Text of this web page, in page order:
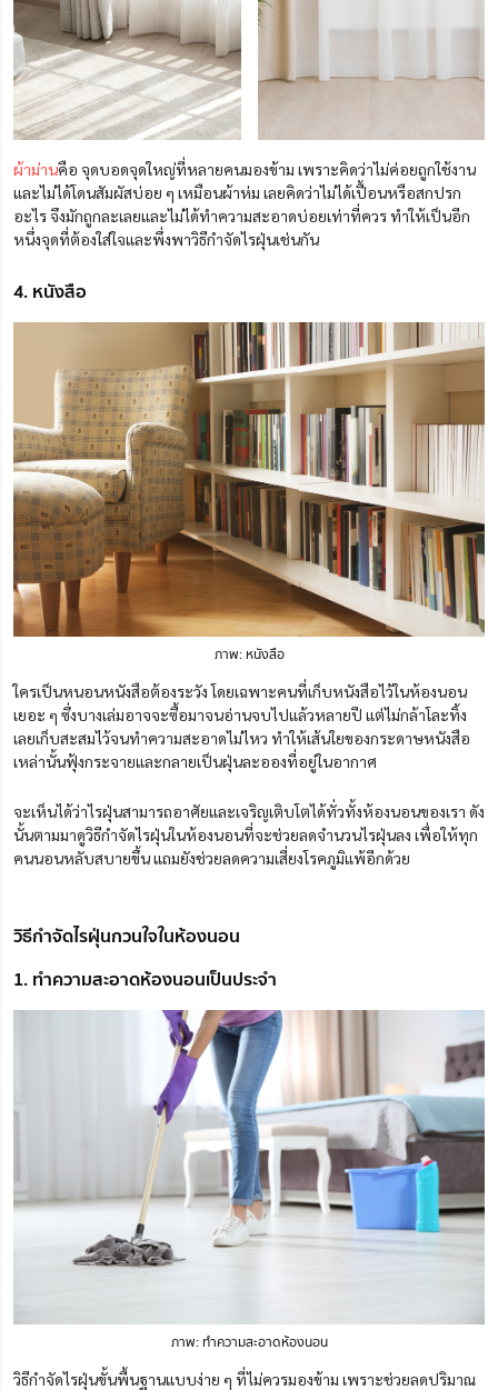
ผ้าม่านคือ จุดบอดจุดใหญ่ที่หลายคนมองข้าม เพราะคิดว่าไม่ค่อยถูกใช้งาน
และไม่ได้โดนสัมผัสบ่อย ๆ เหมือนผ้าห่ม เลยคิดว่าไม่ได้เปื้อนหรือสกปรก
อะไร จึงมักถูกละเลยและไม่ได้ทำความสะอาดบ่อยเท่าที่ควร ทำให้เป็นอีก
หนึ่งจุดที่ต้องใส่ใจและพึ่งพาวิธีกำจัดไรฝุ่นเช่นกัน
4. หนังสือ
ภาพ: หนังสือ
ใครเป็นหนอนหนังสือต้องระวัง โดยเฉพาะคนที่เก็บหนังสือไว้ในห้องนอน
เยอะ ๆ ซึ่งบางเล่มอาจจะซื้อมาจนอ่านจบไปแล้วหลายปี แต่ไม่กล้าโละทิ้ง
เลยเก็บสะสมไว้จนทำความสะอาดไม่ไหว ทำให้เส้นใยของกระดาษหนังสือ
เหล่านั้นฟุ้งกระจายและกลายเป็นฝุ่นละอองที่อยู่ในอากาศ
จะเห็นได้ว่าไรฝุ่นสามารถอาศัยและเจริญเติบโตได้ทั่วทั้งห้องนอนของเรา ดัง
นั้นตามมาดูวิธีกำจัดไรฝุ่นในห้องนอนที่จะช่วยลดจำนวนไรฝุ่นลง เพื่อให้ทุก
คนนอนหลับสบายขึ้น แถมยังช่วยลดความเสี่ยงโรคภูมิแพ้อีกด้วย
วิธีกำจัดไรฝุ่นกวนใจในห้องนอน
1. ทำความสะอาดห้องนอนเป็นประจำ
ภาพ: ทำความสะอาดห้องนอน
วิธีกำจัดไรฝุ่นขั้นพื้นฐานแบบง่าย ๆ ที่ไม่ควรมองข้าม เพราะช่วยลดปริมาณ